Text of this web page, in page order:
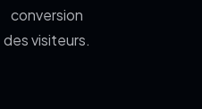
conversion
des visiteurs.